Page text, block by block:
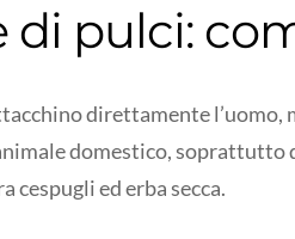
di pulci:
direttamente
domestico, soprattutto
cespugli ed erba secca.